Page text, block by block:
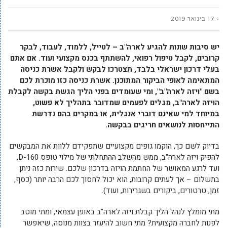
17 בינואר 2019
יש סיבות שונות להגיע לארה"ב – לטייל, ללמוד, לעבוד, לבקר
קרובים, לקבל טיפול רפואי, להשתתף בכנס מקצועי ועוד. אם אתם
בעלי דרכון ישראלי בלבד, תצטרכו לבקש ולקבל אשרת כניסה
המתאימה לאופי הביקור המתוכנן. אשרת כניסה כזו מוכרת לכם
בשם "ויזה לארה"ב", ומי שעומדים בפני הליך הגשת בקשה לקבלת
הויזה לארה"ב, מגלים לפעמים שמדובר בתהליך לא פשוט,
במיוחד למי שאינם דוברי אנגלית, או במקרים בהם נדרשת
התייחסות לנושאים חריגים בבקשה.
בדיוק לשם כך, הוקמו גופים מקצועיים שתפקידם ללוות את המבקשים
להפיק ויזה לארה"ב, ממש מהשלב ההתחלתי של מילוי טופס D-160,
ועד לרגע המאושר של החתמת הויזה בדרכון שלכם. שירות כזה ניתן
בתשלום – אך לעתים קרובות, הוא יכול לחסוך לכם הרבה יותר (כסף,
זמן, טרטורים, ביקורים בשגרירות, ועוד).
מתי מומלץ לנהל הליך קבלת ויזה לארה"ב באופן עצמאי, ומתי מוטב
לפנות לחברה מקצועית? מתי חשוב להיעזר בצוות מנוסה, שיאפשר